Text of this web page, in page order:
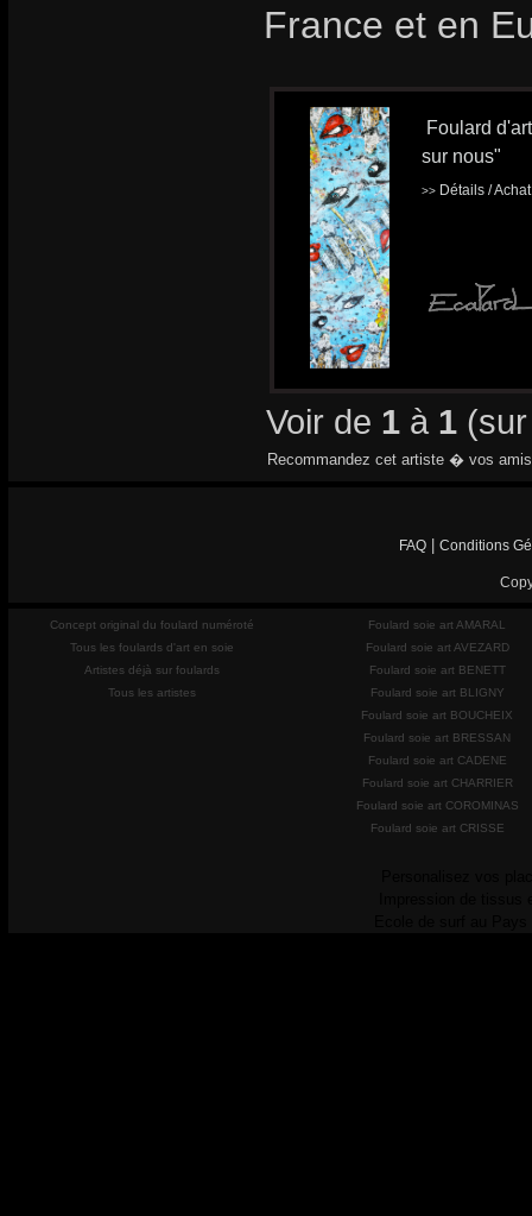
France et en
Foulard
sur nous"
>> Détails /
Voir de 1 à 1
Recommandez cet artiste � vos
FAQ Conditions
Concept original du foulard numéroté
Tous les foulards d'art en soie
Artistes déjà sur foulards
Tous les artistes
Foulard soie art AMARAL
Foulard soie art AVEZARD
Foulard soie art BENETT
Foulard soie art BLIGNY
Foulard soie art BOUCHEIX
Foulard soie art BRESSAN
Foulard soie art CADENE
Foulard soie art CHARRIER
Foulard soie art COROMINAS
Foulard soie art CRISSE